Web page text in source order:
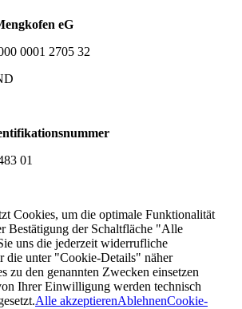
eG
0001 2705 32
01
Cookies, um die optimale Funktionalität
Bestätigung der Schaltfläche "Alle
uns die jederzeit widerrufliche
die unter "Cookie-Details" näher
zu den genannten Zwecken einsetzen
Ihrer Einwilligung werden technisch
Alle akzeptierenAblehnenCookie-